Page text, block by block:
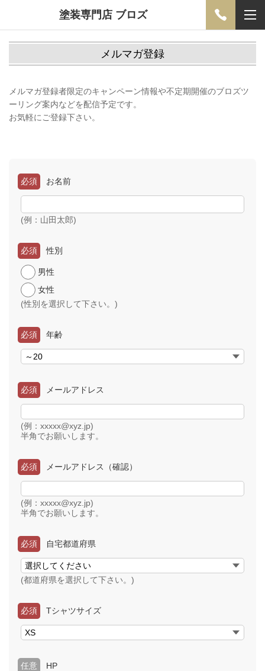
塗装専門店 ブロズ
メルマガ登録
メルマガ登録者限定のキャンペーン情報や不定期開催のブロズツ
ーリング案内などを配信予定です。
お気軽にご登録下さい。
お名前
必須
(例：山田太郎)
性別
必須
男性
女性
(性別を選択して下さい。)
年齢
必須
メールアドレス
必須
(例：xxxxx@xyz.jp)
半角でお願いします。
メールアドレス（確認）
必須
(例：xxxxx@xyz.jp)
半角でお願いします。
自宅都道府県
必須
(都道府県を選択して下さい。)
Tシャツサイズ
必須
HP
任意